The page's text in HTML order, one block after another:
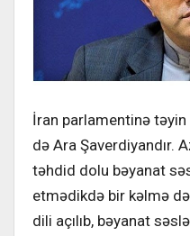
İran parlamentinə
də Ara Şaverdiyandır.
təhdid dolu bəyanat
etmədikdə bir kəlmə
dili açılıb, bəyanat